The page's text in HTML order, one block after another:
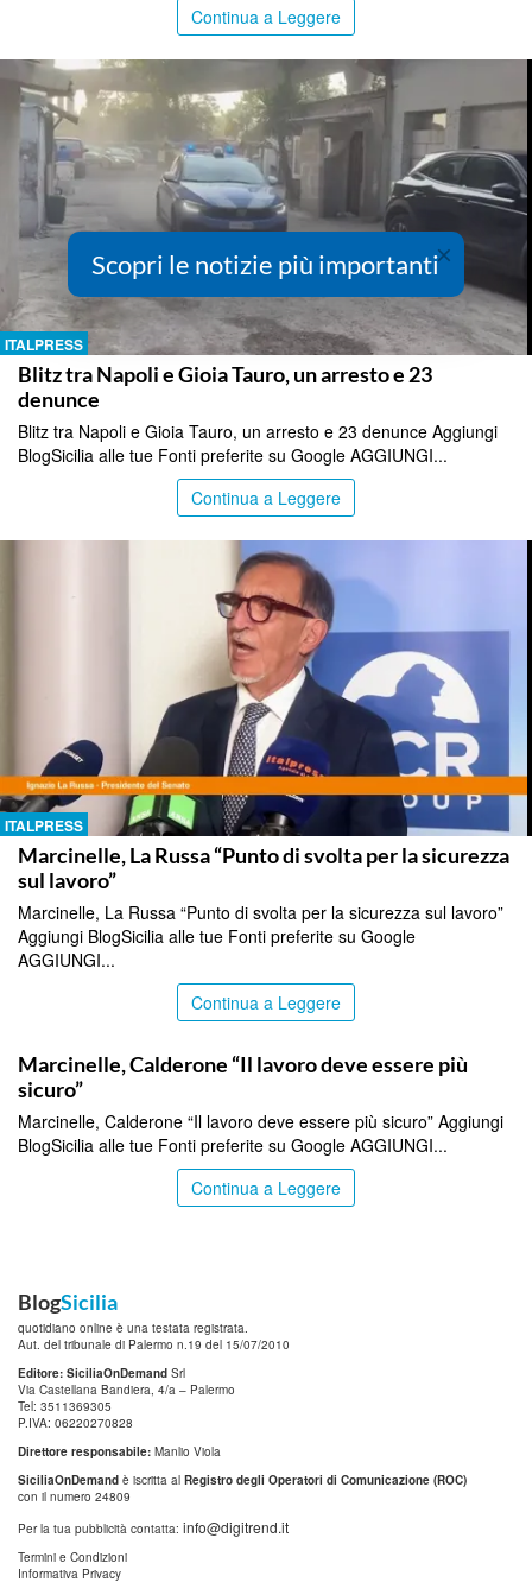
Continua a Leggere
ITALPRESS
Blitz tra Napoli e Gioia Tauro, un arresto e 23
denunce
Blitz tra Napoli e Gioia Tauro, un arresto e 23 denunce Aggiungi
BlogSicilia alle tue Fonti preferite su Google AGGIUNGI...
Continua a Leggere
ITALPRESS
Marcinelle, La Russa “Punto di svolta per la sicurezza
sul lavoro”
Marcinelle, La Russa “Punto di svolta per la sicurezza sul lavoro”
Aggiungi BlogSicilia alle tue Fonti preferite su Google
AGGIUNGI...
Continua a Leggere
Marcinelle, Calderone “Il lavoro deve essere più
sicuro”
Marcinelle, Calderone “Il lavoro deve essere più sicuro” Aggiungi
BlogSicilia alle tue Fonti preferite su Google AGGIUNGI...
Continua a Leggere
BlogSicilia
quotidiano online è una testata registrata.
Aut. del tribunale di Palermo n.19 del 15/07/2010
Editore: SiciliaOnDemand Srl
Via Castellana Bandiera, 4/a – Palermo
Tel: 3511369305
P.IVA: 06220270828
Direttore responsabile: Manlio Viola
SiciliaOnDemand è iscritta al Registro degli Operatori di Comunicazione (ROC)
con il numero 24809
Per la tua pubblicità contatta: info@digitrend.it
Termini e Condizioni
Informativa Privacy
×
Scopri le notizie più importanti